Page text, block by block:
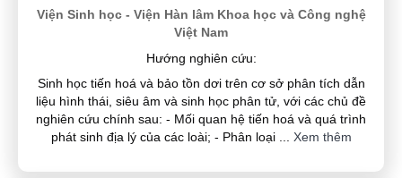
Viện Sinh học - Viện Hàn lâm Khoa học và Công nghệ
Việt Nam
Hướng nghiên cứu:
Sinh học tiến hoá và bảo tồn dơi trên cơ sở phân tích dẫn
liệu hình thái, siêu âm và sinh học phân tử, với các chủ đề
nghiên cứu chính sau: - Mối quan hệ tiến hoá và quá trình
phát sinh địa lý của các loài; - Phân loại
Xem thêm